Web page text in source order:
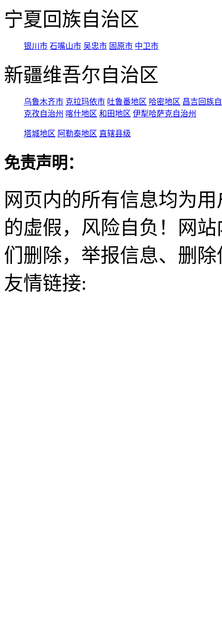
宁夏回族自治区
银川市 石嘴山市 吴忠市 固原市 中卫市
新疆维吾尔自治区
乌鲁木齐市 克拉玛依市 吐鲁番地区 哈密地区 昌吉回族
克孜自治州 喀什地区 和田地区 伊犁哈萨克自治州
塔城地区 阿勒泰地区 直辖县级
免责声明：
网页内的所有信息均为
的虚假，风险自负！网
们删除，举报信息、删
友情链接: